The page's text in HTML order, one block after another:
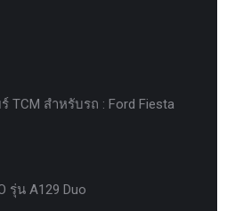
TCM สำหรับรถ : Ford Fiesta
รุ่น A129 Duo